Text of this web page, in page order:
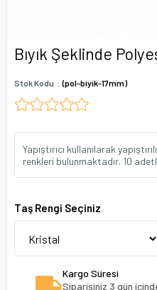
Bıyık Şeklinde
Stok Kodu (pol-biyik-17mm)
Yapıştırıcı kullanılarak
renkleri bulunmaktadır. 10
Taş Rengi Seçiniz
Kargo Süresi
Siparişiniz 3 gün